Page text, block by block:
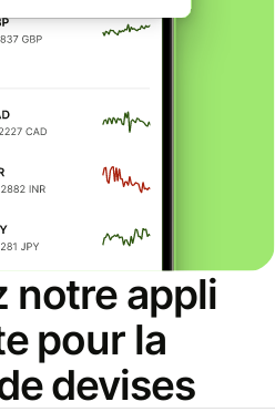
notre appli
pour la
devises